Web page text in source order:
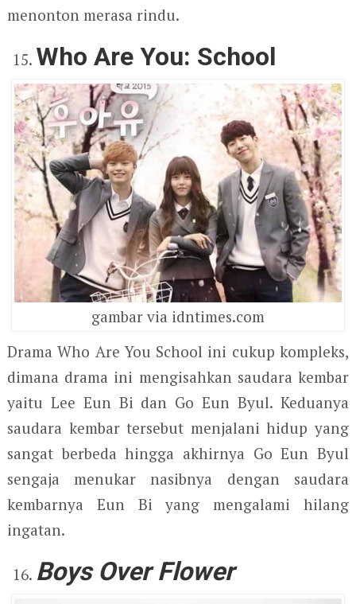
menonton merasa rindu.
Who Are You: School
gambar via idntimes.com
Drama Who Are You School ini cukup kompleks,
dimana drama ini mengisahkan saudara kembar
yaitu Lee Eun Bi dan Go Eun Byul. Keduanya
saudara kembar tersebut menjalani hidup yang
sangat berbeda hingga akhirnya Go Eun Byul
sengaja menukar nasibnya dengan saudara
kembarnya Eun Bi yang mengalami hilang
ingatan.
Boys Over Flower